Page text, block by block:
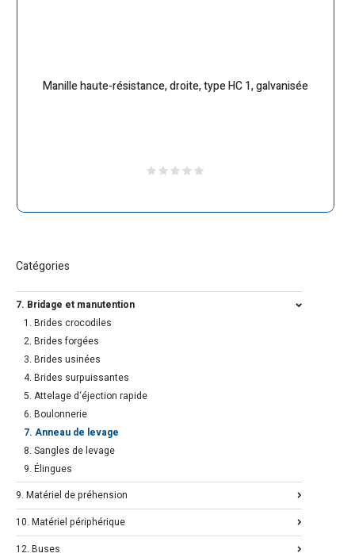
Manille haute-résistance, droite, type HC 1, galvanisée
Catégories
7. Bridage et manutention
1. Brides crocodiles
2. Brides forgées
3. Brides usinées
4. Brides surpuissantes
5. Attelage d‘éjection rapide
6. Boulonnerie
7. Anneau de levage
8. Sangles de levage
9. Élingues
9. Matériel de préhension
10. Matériel périphérique
12. Buses